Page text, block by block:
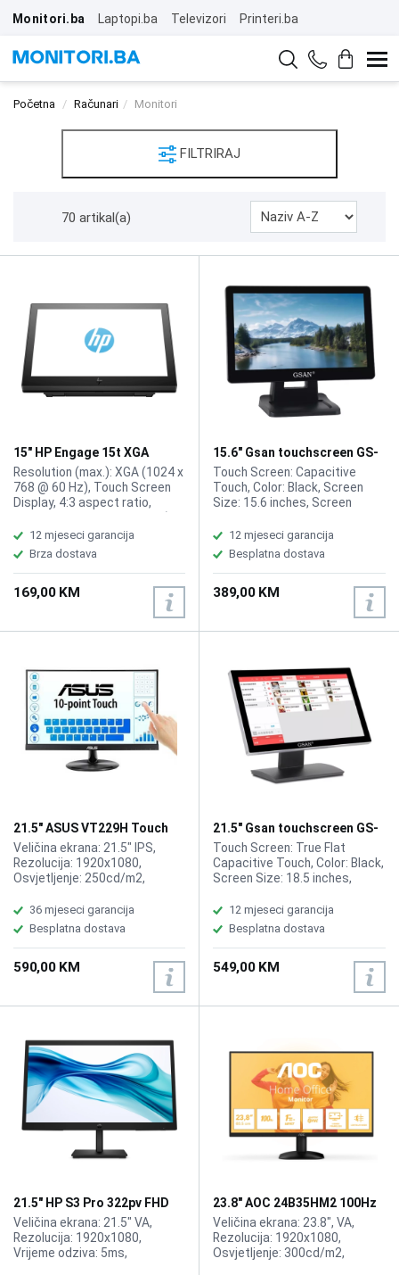
Monitori.ba Laptopi.ba Televizori Printeri.ba
Početna Računari Monitori
FILTRIRAJ
70 artikal(a)
15" HP Engage 15t XGA
Display 67Q84AA
Resolution (max.): XGA (1024 x
768 @ 60 Hz), Touch Screen
Display, 4:3 aspect ratio,
x D x H): 34.83 x 3.24 x 27.23
cm, Current: 100–240 VAC,
50/60 Hz, 1x Displayport, USB
Hub,No Stand.
12 mjeseci garancija
Brza dostava
169,00 KM
15.6" Gsan touchscreen GS-
1532 display
Touch Screen: Capacitive
Touch, Color: Black, Screen
Size: 15.6 inches, Screen
H150°/V130°, Brightness:
300nits, OR (Optimum
Resolution): 1366*768, Input
Power: 12V, 3.0A, Input Signal:
RGB Analog, Input Interfaces:
VGA, Multimedia interface, DC.
12 mjeseci garancija
Besplatna dostava
389,00 KM
21.5" ASUS VT229H Touch
Display
Veličina ekrana: 21.5" IPS,
Rezolucija: 1920x1080,
Osvjetljenje: 250cd/m2,
odziva: 5ms, Priključci: HDMI,
VGA, Izlaz za slušalice.
36 mjeseci garancija
Besplatna dostava
590,00 KM
21.5" Gsan touchscreen GS-
1538 display
Touch Screen: True Flat
Capacitive Touch, Color: Black,
Screen Size: 18.5 inches,
Screen Ratio: 16:9, Screen
Ratio: 16:9, Input Power: 100-
240V AC 1.0A 50- 60 Hz,
Output: 12V DC- 3.0A, Input
interfaces: VGA, DC, Interface:
12 mjeseci garancija
Besplatna dostava
549,00 KM
21.5" HP S3 Pro 322pv FHD
Display
Veličina ekrana: 21.5" VA,
Rezolucija: 1920x1080,
Vrijeme odziva: 5ms,
23.8" AOC 24B35HM2 100Hz
Display
Veličina ekrana: 23.8", VA,
Rezolucija: 1920x1080,
Osvjetljenje: 300cd/m2,